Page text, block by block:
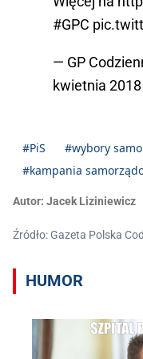
#GPC
— GP
kwietnia 2018
#PiS
#wybory
#kampania
Autor: Jacek Liziniewicz
Źródło: Gazeta Polska
HUMOR